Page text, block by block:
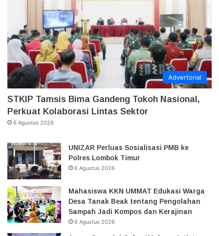
Advertorial
STKIP Tamsis Bima Gandeng Tokoh Nasional,
Perkuat Kolaborasi Lintas Sektor
6 Agustus 2026
UNIZAR Perluas Sosialisasi PMB ke
Polres Lombok Timur
6 Agustus 2026
Mahasiswa KKN UMMAT Edukasi Warga
Desa Tanak Beak tentang Pengolahan
Sampah Jadi Kompos dan Kerajinan
6 Agustus 2026